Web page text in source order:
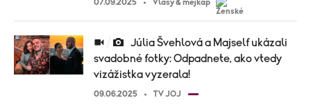
07.09.2025 Vlasy & mejkap
svadobné fotky: Odpadnete, ako vtedy
vizážistka vyzerala!
09.06.2025 TV JOJ